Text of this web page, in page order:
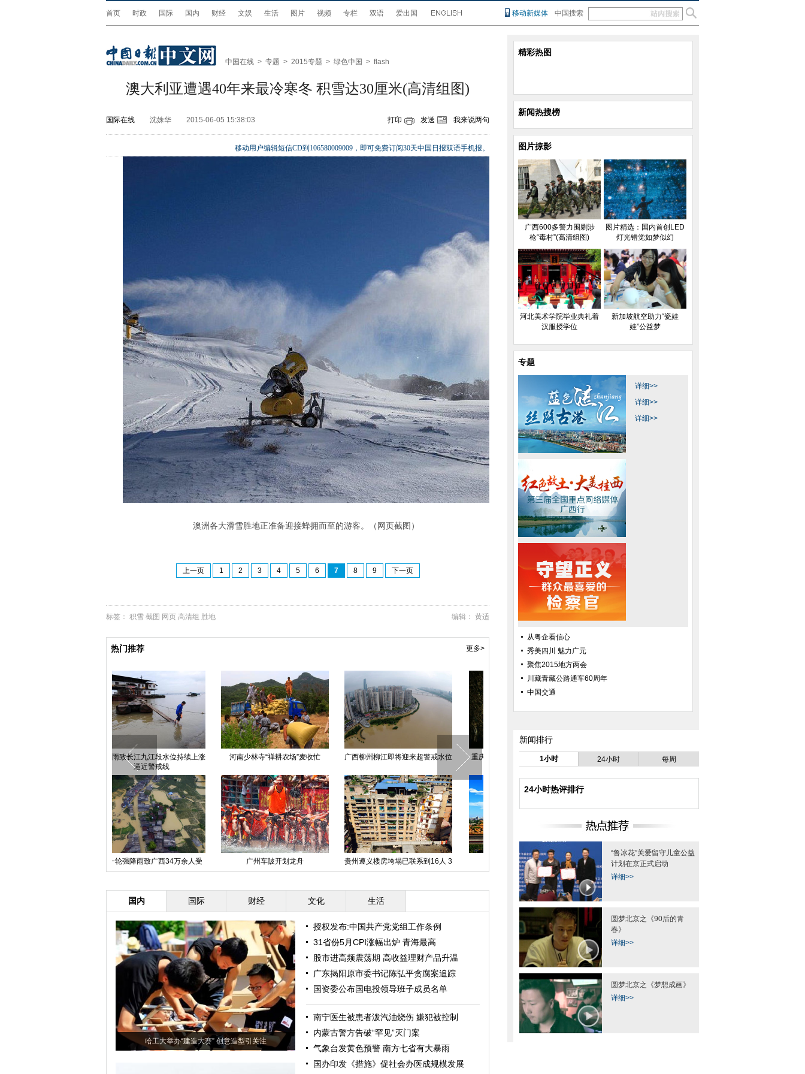
首页 时政 国际 国内 财经 文娱 生活 图片 视频 专栏 双语 爱出国 移动新媒体 中国搜索
中国在线 > 专题 > 2015专题 > 绿色中国 > flash
澳大利亚遭遇40年来最冷寒冬 积雪达30厘米(高清组图)
国际在线 沈姝华 2015-06-05 15:38:03 打印 发送 我来说两句
移动用户编辑短信CD到106580009009，即可免费订阅30天中国日报双语手机报。
澳洲各大滑雪胜地正准备迎接蜂拥而至的游客。（网页截图）
上一页 1 2 3 4 5 6 7 8 9 下一页
编辑： 黄适
标签： 积雪 截图 网页 高清组 胜地
热门推荐 更多>
广西600多警力围剿涉枪“毒村”(高
清组图)
图片精选：国内首创LED灯光错觉
如梦似幻
新加坡航空助力“瓷娃娃”公益梦 中国“枭龙”亮相巴黎航展
重庆大足千手观音“闭关”7年重对
游人开放
湖南一超市发生煤气爆炸5人受伤
故宫今起试行每日限流8万人次 推
“北京蓝”或将再持续三日 北京蓝天白云现绝美风光
中国日报一周图片精选：6月6
日-12日
国内 国际 财经 文化 生活
哈工大举办“建造大赛” 创意造型引关注
授权发布:中国共产党党组工作条例
31省份5月CPI涨幅出炉 青海最高
股市进高频震荡期 高收益理财产品升温
广东揭阳原市委书记陈弘平贪腐案追踪
国资委公布国电投领导班子成员名单
南宁医生被患者泼汽油烧伤 嫌犯被控制
内蒙古警方告破“罕见”灭门案
气象台发黄色预警 南方七省有大暴雨
国办印发《措施》促社会办医成规模发展
精彩热图
新闻热搜榜
图片掠影
广西600多警力围剿涉
枪“毒村”(高清组图)
图片精选：国内首创LED
灯光错觉如梦似幻
河北美术学院毕业典礼着
汉服授学位
新加坡航空助力“瓷娃
娃”公益梦
专题
详细>>
详细>>
详细>>
从粤企看信心
秀美四川 魅力广元
聚焦2015地方两会
川藏青藏公路通车60周年
中国交通
新闻排行
1小时 24小时 每周
24小时热评排行
“鲁冰花”关爱留守儿童公益
计划在京正式启动
详细>>
圆梦北京之《90后的青
春》
详细>>
圆梦北京之《梦想成画》
详细>>